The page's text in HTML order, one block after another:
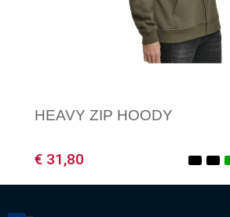
HEAVY ZIP HOODY
€ 31,80